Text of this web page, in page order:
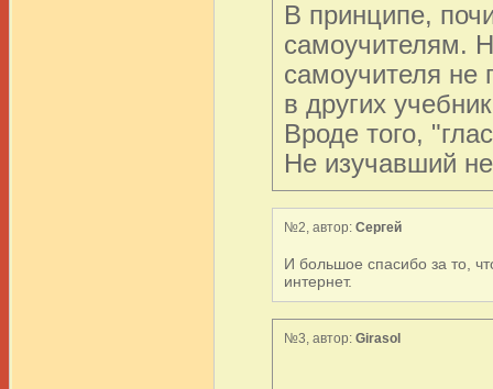
В принципе,
самоучителям.
самоучителя не
в других
Вроде того,
Не изучавший
№2, автор: Сергей
И большое спасибо за то,
интернет.
№3, автор: Girasol